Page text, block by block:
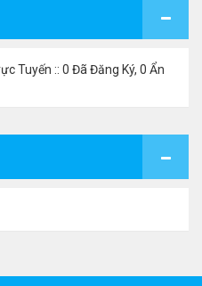
Tuyến :: 0 Đã Đăng Ký, 0 Ẩn